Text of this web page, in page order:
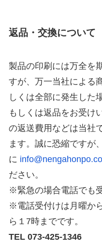
返品・交換について
製品の印刷には万全を
すが、万一当社による
しくは全部に発生した
もしくは返品をお受け
の返送費用などは当社
ます。誠に恐縮ですが
に
ださい。
※緊急の場合電話でも
※電話受付けは月曜か
ら１7時までです。
TEL 073-425-1346